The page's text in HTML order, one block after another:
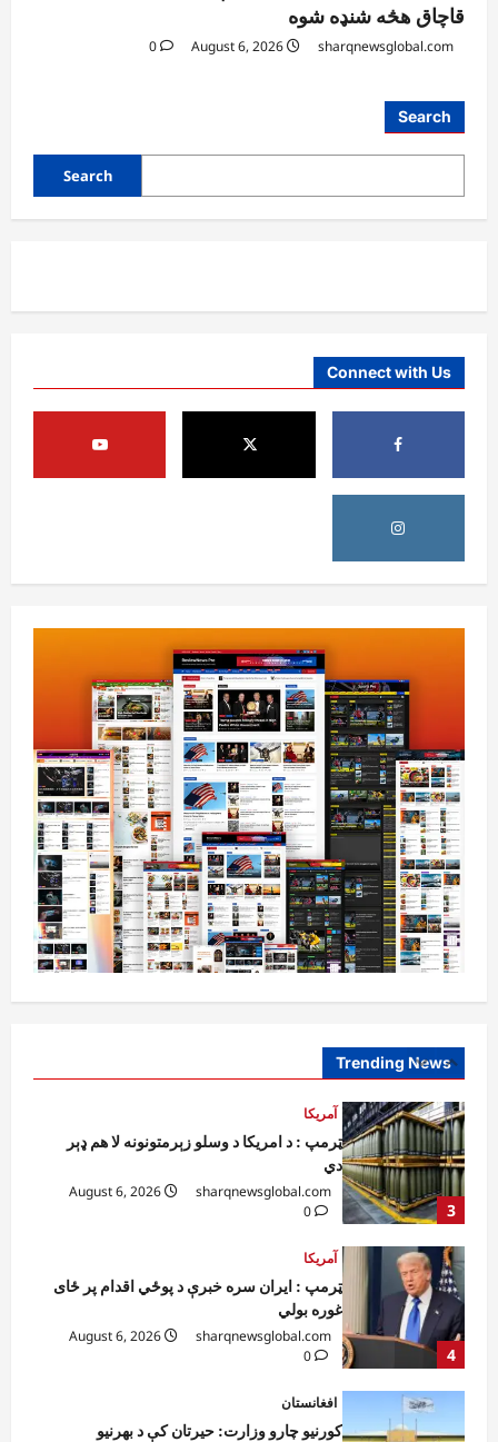
قاچاق هڅه شنډه شوه
sharqnewsglobal.com
0
Search
Search
Connect with Us
Trending News
آمریکا
4
ټرمپ : ایران سره خبرې د پوځي اقدام پر ځای
غوره بولي
0
5
افغانستان
کورنیو چارو وزارت: حیرتان کې د بهرنیو
اسعارو د قاچاق هڅه شنډه شوه
sharqnewsglobal.com
August 6, 2026
1
افغانستان
ننګرهار کې د تېلو یو شمېر پمپونه وتړل شول
sharqnewsglobal.com
August 6, 2026
0
2
افغانستان
ټولګټو وزارت: قیصار ـ لامان سړک رغنیزې
sharqnewsglobal.com
3
آمریکا
ټرمپ : د امریکا د وسلو زېرمتونونه لا هم ډېر
دي
sharqnewsglobal.com
0
4
آمریکا
ټرمپ : ایران سره خبرې د پوځي اقدام پر ځای
غوره بولي
sharqnewsglobal.com
0
افغانستان
کورنیو چارو وزارت: حیرتان کې د بهرنیو